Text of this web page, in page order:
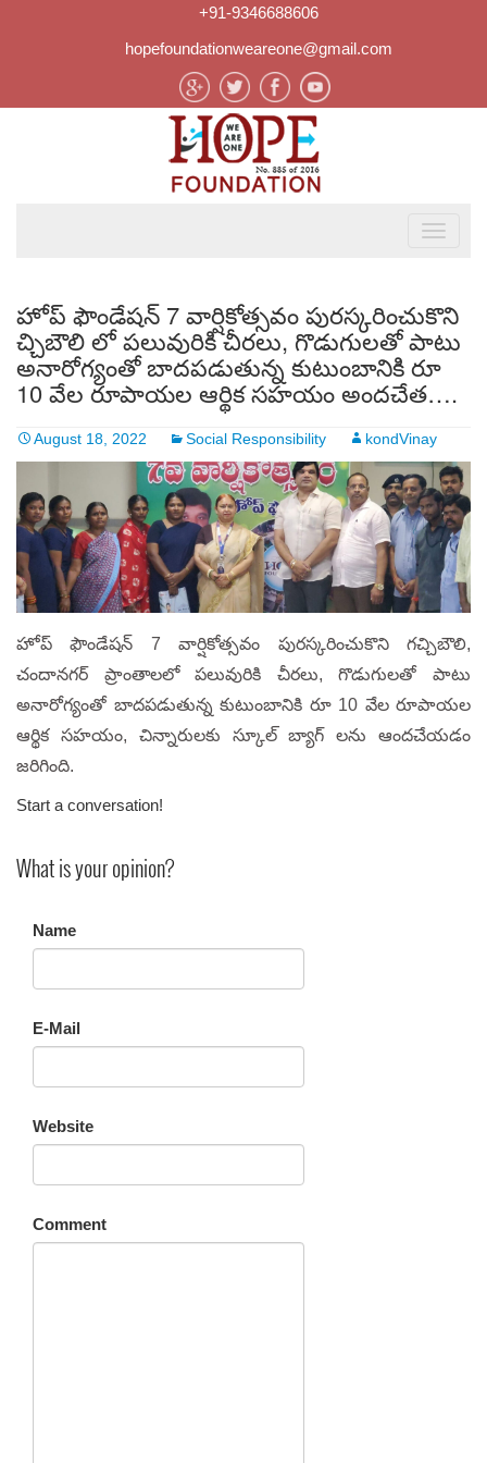
+91-9346688606
hopefoundationweareone@gmail.com
హోప్ ఫౌండేషన్ 7 వార్షికోత్సవం పురస్కరించుకొని
చ్చిబౌలి లో పలువురికి చీరలు, గొడుగులతో పాటు
అనారోగ్యంతో బాదపడుతున్న కుటుంబానికి రూ
10 వేల రూపాయల ఆర్థిక సహయం అందచేత….
August 18, 2022 Social Responsibility kondVinay
హోప్ ఫౌండేషన్ 7 వార్షికోత్సవం పురస్కరించుకొని గచ్చిబౌలి,
చందానగర్ ప్రాంతాలలో పలువురికి చీరలు, గొడుగులతో పాటు
అనారోగ్యంతో బాదపడుతున్న కుటుంబానికి రూ 10 వేల రూపాయల
ఆర్థిక సహయం, చిన్నారులకు స్కూల్ బ్యాగ్ లను ఆందచేయడం
జరిగింది.
Start a conversation!
What is your opinion?
Name
E-Mail
Website
Comment